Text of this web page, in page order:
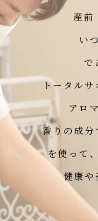
産前
い
で
トータルサ
アロ
香りの成分
を使って
健康や